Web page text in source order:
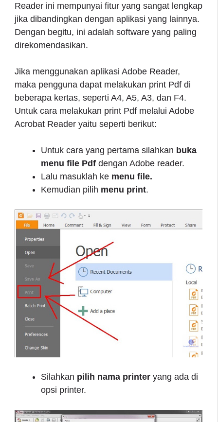
Reader ini mempunyai fitur yang sangat lengkap
jika dibandingkan dengan aplikasi yang lainnya.
Dengan begitu, ini adalah software yang paling
direkomendasikan.
Jika menggunakan aplikasi Adobe Reader,
maka pengguna dapat melakukan print Pdf di
beberapa kertas, seperti A4, A5, A3, dan F4.
Untuk cara melakukan print Pdf melalui Adobe
Acrobat Reader yaitu seperti berikut:
Untuk cara yang pertama silahkan buka
menu file Pdf dengan Adobe reader.
Lalu masuklah ke menu file.
Kemudian pilih menu print.
Silahkan pilih nama printer yang ada di
opsi printer.